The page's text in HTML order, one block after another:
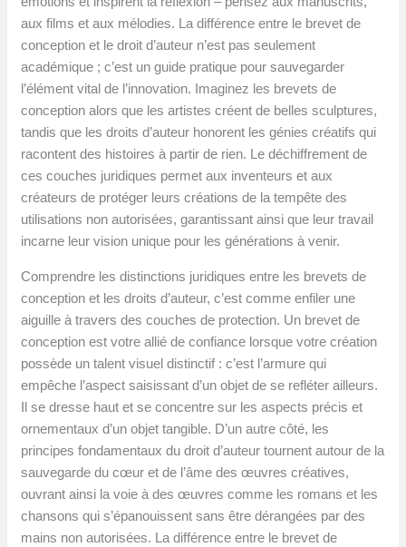
aux films et aux mélodies. La différence entre le brevet de
conception et le droit d’auteur n’est pas seulement
académique ; c’est un guide pratique pour sauvegarder
l’élément vital de l’innovation. Imaginez les brevets de
conception alors que les artistes créent de belles sculptures,
tandis que les droits d’auteur honorent les génies créatifs qui
racontent des histoires à partir de rien. Le déchiffrement de
ces couches juridiques permet aux inventeurs et aux
créateurs de protéger leurs créations de la tempête des
utilisations non autorisées, garantissant ainsi que leur travail
incarne leur vision unique pour les générations à venir.
Comprendre les distinctions juridiques entre les brevets de
conception et les droits d’auteur, c’est comme enfiler une
aiguille à travers des couches de protection. Un brevet de
conception est votre allié de confiance lorsque votre création
possède un talent visuel distinctif : c’est l’armure qui
empêche l’aspect saisissant d’un objet de se refléter ailleurs.
Il se dresse haut et se concentre sur les aspects précis et
ornementaux d’un objet tangible. D’un autre côté, les
principes fondamentaux du droit d’auteur tournent autour de la
sauvegarde du cœur et de l’âme des œuvres créatives,
ouvrant ainsi la voie à des œuvres comme les romans et les
chansons qui s’épanouissent sans être dérangées par des
mains non autorisées. La différence entre le brevet de